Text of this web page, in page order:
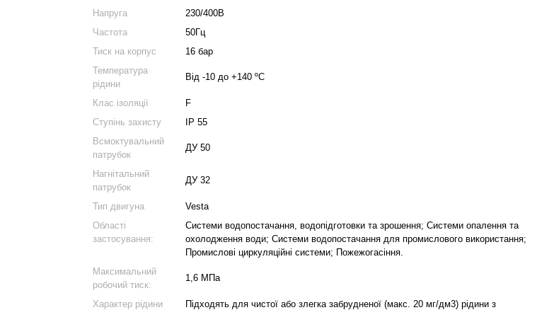
Напруга
230/400В
Частота
50Гц
Тиск на корпус
16 бар
Температура
рідини
Від -10 до +140 ºC
Клас ізоляції
F
Ступінь захисту
IP 55
Всмоктувальний
патрубок
ДУ 50
Нагнітальний
патрубок
ДУ 32
Тип двигуна
Vesta
Області
застосування:
Системи водопостачання, водопідготовки та зрошення; Системи опалення та
охолодження води; Системи водопостачання для промислового використання;
Промислові циркуляційні системи; Пожежогасіння.
Максимальний
робочий тиск:
1,6 МПа
Характер рідини
Підходять для чистої або злегка забрудненої (макс. 20 мг/дм3) рідини з